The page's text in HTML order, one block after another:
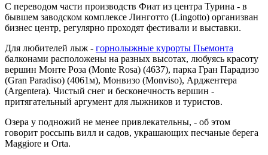
С переводом части производств Фиат из центра Турина - в
бывшем заводском комплексе Линготто (Lingotto) организван
бизнес центр, регулярно проходят фестивали и выставки.
Для любителей лыж - горнолыжные курорты Пьемонта
балконами расположены на разных высотах, любуясь красоту
вершин Монте Роза (Monte Rosa) (4637), парка Гран Парадизо
(Gran Paradiso) (4061м), Монвизо (Monviso), Арджентера
(Argentera). Чистый снег и бесконечность вершин -
притягательный аргумент для лыжников и туристов.
Озера у подножий не менее привлекательны, - об этом
говорит россыпь вилл и садов, украшающих песчаные берега
Maggiore и Orta.